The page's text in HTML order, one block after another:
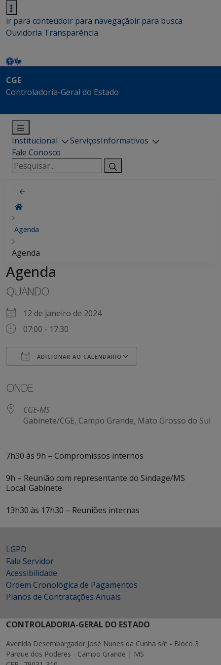
ir para conteúdoir para navegaçãoir para busca
Ouvidoria Transparência
CGE
Controladoria-Geral do Estado
Institucional ServiçosInformativos
Fale Conosco
Pesquisar
por:
Agenda
Agenda
Agenda
QUANDO
12 de janeiro de 2024
07:00 - 17:30
ADICIONAR AO CALENDÁRIO
ONDE
CGE-MS
Gabinete/CGE, Campo Grande, Mato Grosso do Sul
7h30 às 9h – Compromissos internos
9h – Reunião com representante do Sindage/MS
Local: Gabinete
13h30 às 17h30 – Reuniões internas
LGPD
Fala Servidor
Acessibilidade
Ordem Cronológica de Pagamentos
Planos de Contratações Anuais
CONTROLADORIA-GERAL DO ESTADO
Avenida Desembargador José Nunes da Cunha s/n - Bloco 3
Parque dos Poderes - Campo Grande | MS